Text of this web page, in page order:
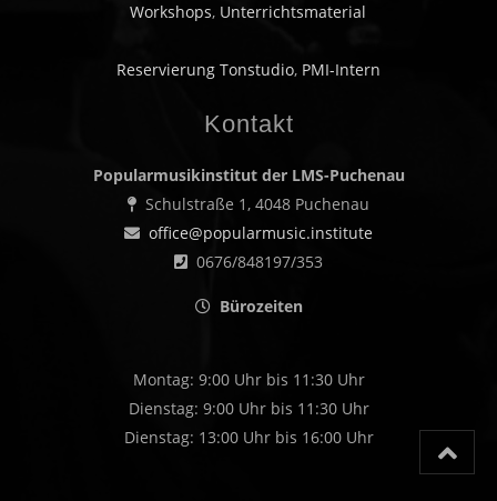
Workshops, Unterrichtsmaterial
Reservierung Tonstudio, PMI-Intern
Kontakt
Popularmusikinstitut der LMS-Puchenau
Schulstraße 1, 4048 Puchenau
office@popularmusic.institute
0676/848197/353
Bürozeiten
Montag: 9:00 Uhr bis 11:30 Uhr
Dienstag: 9:00 Uhr bis 11:30 Uhr
Dienstag: 13:00 Uhr bis 16:00 Uhr